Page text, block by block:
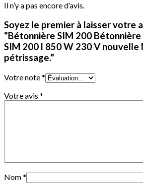
Il n’y a pas encore d’avis.
Soyez le premier à laisser votre
“Bétonnière SIM 200
SIM 200 l 850 W 230 V
pétrissage.”
Votre note*
Votre avis *
Nom*